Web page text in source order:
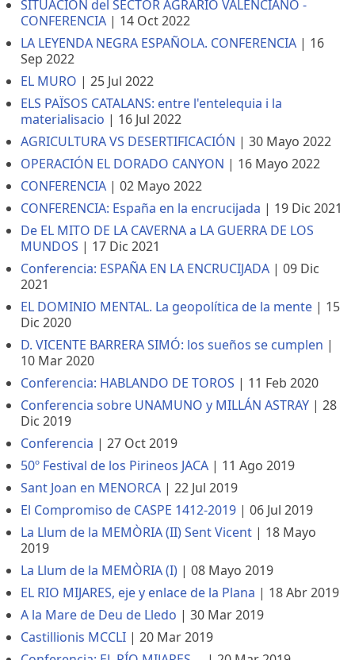
SITUACION del SECTOR AGRARIO VALENCIANO -
CONFERENCIA | 14 Oct 2022
LA LEYENDA NEGRA ESPAÑOLA. CONFERENCIA | 16
Sep 2022
EL MURO | 25 Jul 2022
ELS PAÏSOS CATALANS: entre l'entelequia i la
materialisacio | 16 Jul 2022
AGRICULTURA VS DESERTIFICACIÓN | 30 Mayo 2022
OPERACIÓN EL DORADO CANYON | 16 Mayo 2022
CONFERENCIA | 02 Mayo 2022
CONFERENCIA: España en la encrucijada | 19 Dic 2021
De EL MITO DE LA CAVERNA a LA GUERRA DE LOS
MUNDOS | 17 Dic 2021
Conferencia: ESPAÑA EN LA ENCRUCIJADA | 09 Dic
2021
EL DOMINIO MENTAL. La geopolítica de la mente | 15
Dic 2020
D. VICENTE BARRERA SIMÓ: los sueños se cumplen |
10 Mar 2020
Conferencia: HABLANDO DE TOROS | 11 Feb 2020
Conferencia sobre UNAMUNO y MILLÁN ASTRAY | 28
Dic 2019
Conferencia | 27 Oct 2019
50º Festival de los Pirineos JACA | 11 Ago 2019
Sant Joan en MENORCA | 22 Jul 2019
El Compromiso de CASPE 1412-2019 | 06 Jul 2019
La Llum de la MEMÒRIA (II) Sent Vicent | 18 Mayo
2019
La Llum de la MEMÒRIA (I) | 08 Mayo 2019
EL RIO MIJARES, eje y enlace de la Plana | 18 Abr 2019
A la Mare de Deu de Lledo | 30 Mar 2019
Castillionis MCCLI | 20 Mar 2019